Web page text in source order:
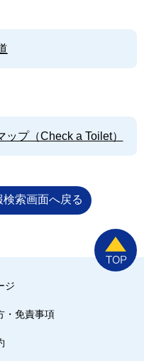
プ（Check a Toilet）
索画面へ戻る
ジ
・免責事項